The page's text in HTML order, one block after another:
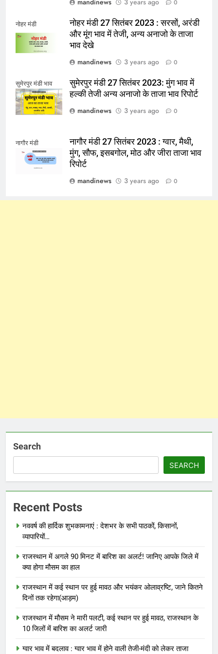
0
नोहर मंडी
नोहर मंडी 27 सितंबर 2023 : सरसों, अरंडी
और मूंग भाव में तेजी, अन्य अनाजो के ताजा
भाव देखे
mandinews
3 years ago 0
सुमेरपुर मंडी भाव
सुमेरपुर मंडी 27 सितंबर 2023: मुंग भाव में
हल्की तेजी अन्य अनाजो के ताजा भाव रिपोर्ट
mandinews
3 years ago 0
नागौर मंडी
नागौर मंडी 27 सितंबर 2023 : ग्वार, मैथी,
मुंग, सौफ, इसबगोल, मोठ और जीरा ताजा भाव
रिपोर्ट
mandinews
3 years ago 0
Search
SEARCH
Recent Posts
नववर्ष की हार्दिक शुभकामनाएं : देशभर के सभी पाठकों, किसानों,
व्यापारियों…
राजस्थान में अगले 90 मिनट में बारिश का अलर्ट! जानिए आपके जिले में
क्या होगा मौसम का हाल
राजस्थान में कई स्थान पर हुई मावठ और भयंकर ओलाव्रष्टि, जाने कितने
दिनों तक रहेगा(आड़म)
राजस्थान में मौसम ने मारी पलटी, कई स्थान पर हुई मावठ, राजस्थान के
10 जिलों में बारिश का अलर्ट जारी
ग्वार भाव में बदलाव : ग्वार भाव में होने वाली तेजी-मंदी को लेकर ताजा